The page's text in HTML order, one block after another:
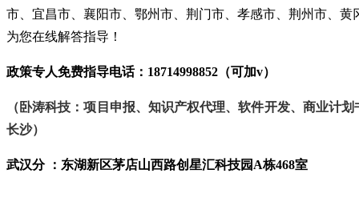
市、宜昌市、襄阳市、鄂州市、荆门市、孝感市、荆州市、
为您在线解答指导！
政策专人免费指导电话： 18714998852（可加v）
（卧涛科技：项目申报、知识产权代理、软件开发、商业计
长沙）
武汉分 ：东湖新区茅店山西路创星汇科技园 A栋468室